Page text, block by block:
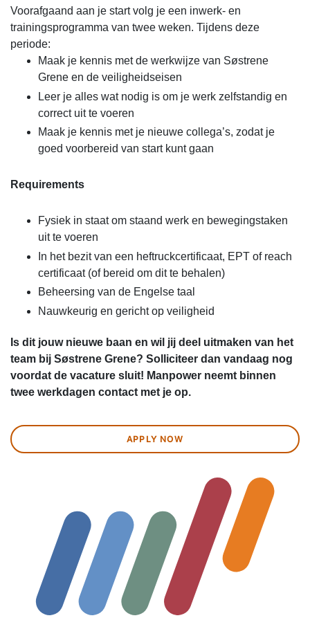
Voorafgaand aan je start volg je een inwerk- en
trainingsprogramma van twee weken. Tijdens deze
periode:
Maak je kennis met de werkwijze van Søstrene
Grene en de veiligheidseisen
Leer je alles wat nodig is om je werk zelfstandig en
correct uit te voeren
Maak je kennis met je nieuwe collega’s, zodat je
goed voorbereid van start kunt gaan
Requirements
Fysiek in staat om staand werk en bewegingstaken
uit te voeren
In het bezit van een heftruckcertificaat, EPT of reach
certificaat (of bereid om dit te behalen)
Beheersing van de Engelse taal
Nauwkeurig en gericht op veiligheid
Is dit jouw nieuwe baan en wil jij deel uitmaken van het
team bij Søstrene Grene? Solliciteer dan vandaag nog
voordat de vacature sluit! Manpower neemt binnen
twee werkdagen contact met je op.
APPLY NOW